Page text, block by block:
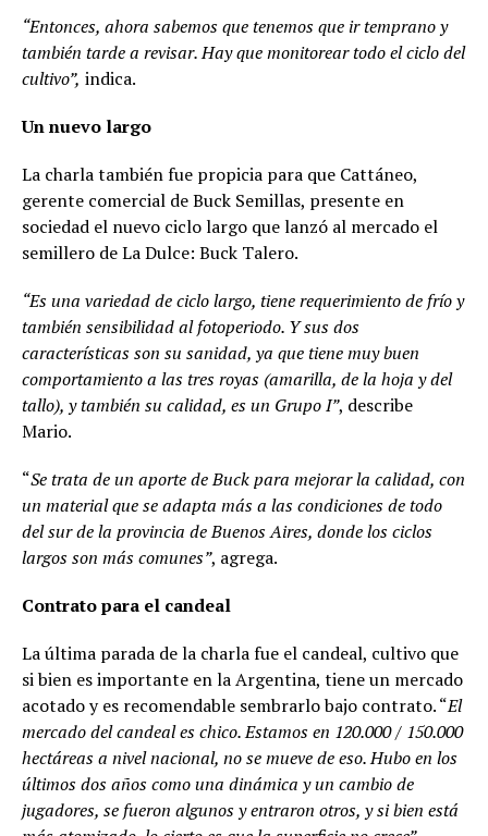
“Entonces, ahora sabemos que tenemos que ir temprano y
también tarde a revisar. Hay que monitorear todo el ciclo del
cultivo”, indica.
Un nuevo largo
La charla también fue propicia para que Cattáneo,
gerente comercial de Buck Semillas, presente en
sociedad el nuevo ciclo largo que lanzó al mercado el
semillero de La Dulce: Buck Talero.
“Es una variedad de ciclo largo, tiene requerimiento de frío y
también sensibilidad al fotoperiodo. Y sus dos
características son su sanidad, ya que tiene muy buen
comportamiento a las tres royas (amarilla, de la hoja y del
tallo), y también su calidad, es un Grupo I”, describe
Mario.
“Se trata de un aporte de Buck para mejorar la calidad, con
un material que se adapta más a las condiciones de todo
del sur de la provincia de Buenos Aires, donde los ciclos
largos son más comunes”, agrega.
Contrato para el candeal
La última parada de la charla fue el candeal, cultivo que
si bien es importante en la Argentina, tiene un mercado
acotado y es recomendable sembrarlo bajo contrato. “El
mercado del candeal es chico. Estamos en 120.000 / 150.000
hectáreas a nivel nacional, no se mueve de eso. Hubo en los
últimos dos años como una dinámica y un cambio de
jugadores, se fueron algunos y entraron otros, y si bien está